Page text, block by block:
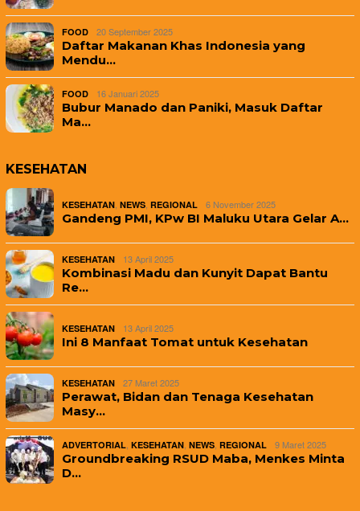
FOOD 20 September 2025
Daftar Makanan Khas Indonesia yang
Mendu…
FOOD 16 Januari 2025
Bubur Manado dan Paniki, Masuk Daftar
Ma…
KESEHATAN
KESEHATAN NEWS REGIONAL 6 November 2025
Gandeng PMI, KPw BI Maluku Utara Gelar A…
KESEHATAN 13 April 2025
Kombinasi Madu dan Kunyit Dapat Bantu
Re…
KESEHATAN 13 April 2025
Ini 8 Manfaat Tomat untuk Kesehatan
KESEHATAN 27 Maret 2025
Perawat, Bidan dan Tenaga Kesehatan
Masy…
ADVERTORIAL KESEHATAN NEWS REGIONAL 9 Maret 2025
Groundbreaking RSUD Maba, Menkes Minta
D…